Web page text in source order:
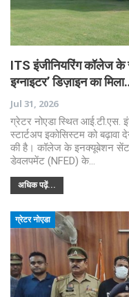
ITS इंजीनियरिंग कॉलेज के
इग्नाइटर’ डिज़ाइन का
Jul 31, 2026
ग्रेटर नोएडा स्थित आई.टी.एस.
स्टार्टअप इकोसिस्टम को बढ़ावा
की है। कॉलेज के इनक्यूबेशन
डेवलपमेंट (NFED) के…
अधिक पढ़ें...
ग्रेटर नोएडा